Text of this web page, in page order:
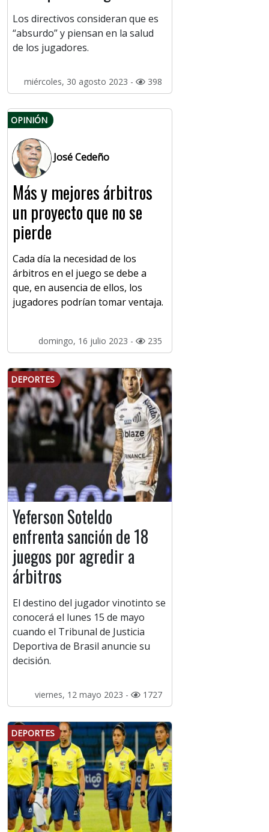
Los directivos consideran que es
“absurdo” y piensan en la salud
de los jugadores.
miércoles, 30 agosto 2023 - 398
OPINIÓN
José Cedeño
Más y mejores árbitros
un proyecto que no se
pierde
Cada día la necesidad de los
árbitros en el juego se debe a
que, en ausencia de ellos, los
jugadores podrían tomar ventaja.
domingo, 16 julio 2023 - 235
DEPORTES
Yeferson Soteldo
enfrenta sanción de 18
juegos por agredir a
árbitros
El destino del jugador vinotinto se
conocerá el lunes 15 de mayo
cuando el Tribunal de Justicia
Deportiva de Brasil anuncie su
decisión.
viernes, 12 mayo 2023 - 1727
DEPORTES